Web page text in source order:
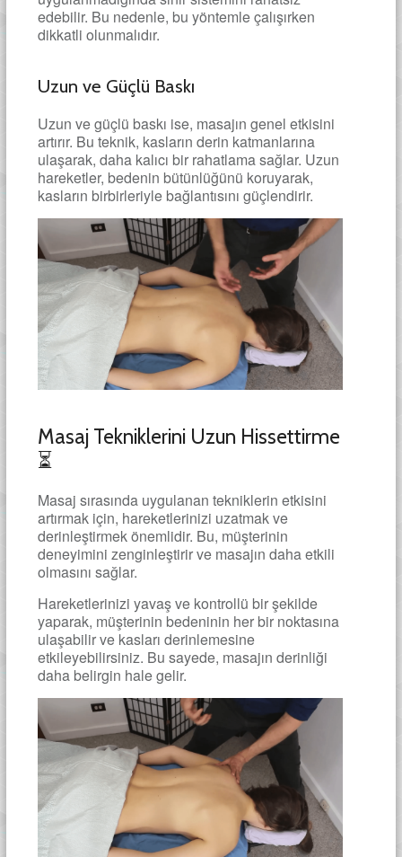
edebilir. Bu nedenle, bu yöntemle çalışırken
dikkatli olunmalıdır.
Uzun ve Güçlü Baskı
Uzun ve güçlü baskı ise, masajın genel etkisini
artırır. Bu teknik, kasların derin katmanlarına
ulaşarak, daha kalıcı bir rahatlama sağlar. Uzun
hareketler, bedenin bütünlüğünü koruyarak,
kasların birbirleriyle bağlantısını güçlendirir.
Masaj Tekniklerini Uzun Hissettirme
⏳
Masaj sırasında uygulanan tekniklerin etkisini
artırmak için, hareketlerinizi uzatmak ve
derinleştirmek önemlidir. Bu, müşterinin
deneyimini zenginleştirir ve masajın daha etkili
olmasını sağlar.
Hareketlerinizi yavaş ve kontrollü bir şekilde
yaparak, müşterinin bedeninin her bir noktasına
ulaşabilir ve kasları derinlemesine
etkileyebilirsiniz. Bu sayede, masajın derinliği
daha belirgin hale gelir.